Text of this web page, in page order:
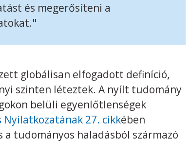
és megerősíteni a
globálisan elfogadott definíció,
szinten léteztek. A nyílt tudomány
belüli egyenlőtlenségek
Nyilatkozatának 27. cikkében
tudományos haladásból származó